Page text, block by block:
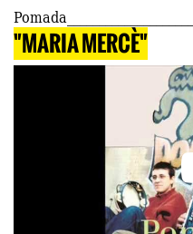
Pomada
"MARIA MERCÈ"